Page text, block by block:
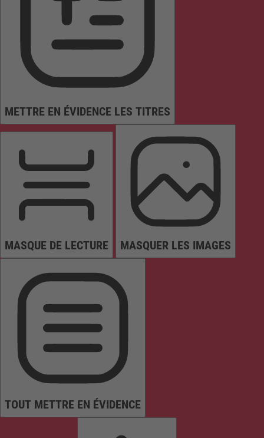
METTRE EN ÉVIDENCE LES TITRES
MASQUE DE LECTURE MASQUER LES IMAGES
TOUT METTRE EN ÉVIDENCE